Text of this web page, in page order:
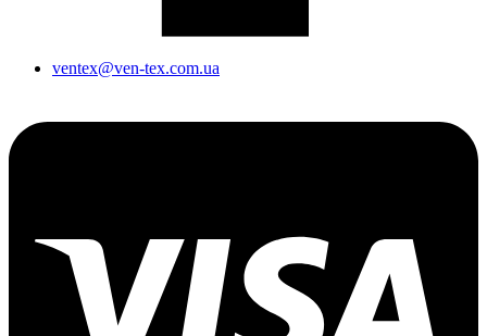
ventex@ven-tex.com.ua